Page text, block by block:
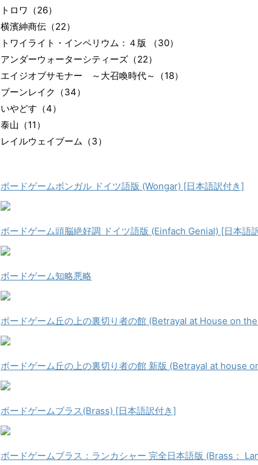
トロワ（26）
横濱紳商伝（22）
トワイライト・インペリウム：４版 （30）
アンダーウォーターシティーズ（22）
エイジオブサモナー ～大召喚時代～（18）
ブーンレイク（34）
いやどす（4）
泰山（11）
レイルウェイブーム（3）
ボードゲームボンガル ドイツ語版 (Wongar) [日本語訳付き]
ボードゲーム頭脳絶好調 ドイツ語版 (Einfach Genial) [日本語
ボードゲーム知略悪略
ボードゲーム丘の上の裏切り者の館 (Betrayal at House on
ボードゲーム丘の上の裏切り者の館 新版 (Betrayal at house
ボードゲームブラス(Brass) [日本語訳付き]
ボードゲームブラス：ランカシャー 完全日本語版 (Brass：